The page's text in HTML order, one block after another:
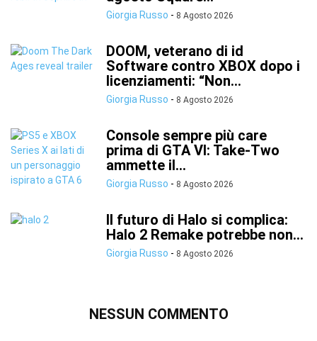
Giorgia Russo - 8 Agosto 2026
DOOM, veterano di id
Software contro XBOX dopo i
licenziamenti: “Non...
Giorgia Russo - 8 Agosto 2026
Console sempre più care
prima di GTA VI: Take-Two
ammette il...
Giorgia Russo - 8 Agosto 2026
Il futuro di Halo si complica:
Halo 2 Remake potrebbe non...
Giorgia Russo - 8 Agosto 2026
NESSUN COMMENTO